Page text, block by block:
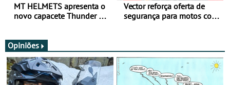
MT HELMETS apresenta o
novo capacete Thunder 4 R
Vector reforça oferta de
segurança para motos com
Opiniões